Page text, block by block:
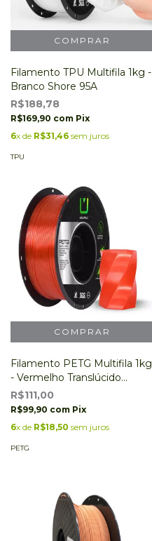
Filamento TPU Multifila 1kg -
Branco Shore 95A
R$188,78
R$169,90 com Pix
6x de R$31,46 sem juros
TPU
Filamento PETG Multifila 1kg
- Vermelho Translúcido
Transparente
R$111,00
R$99,90 com Pix
6x de R$18,50 sem juros
PETG